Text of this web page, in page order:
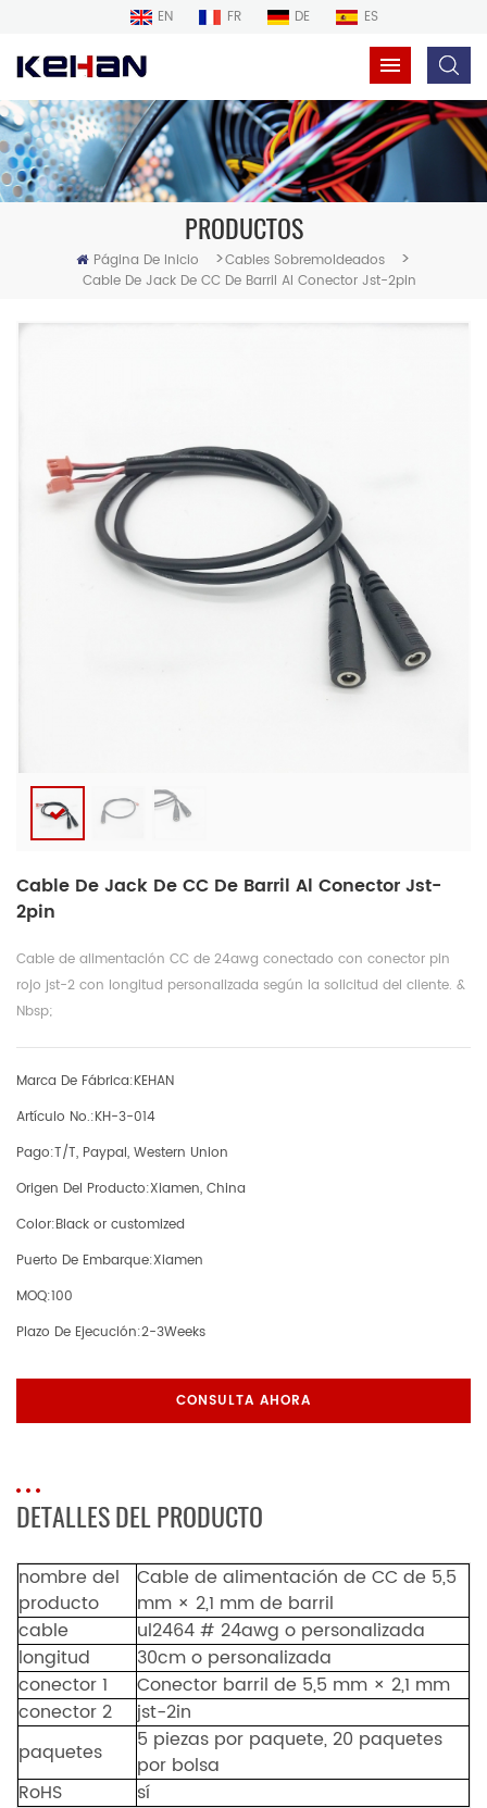
EN FR DE ES
PRODUCTOS
Página De Inicio >Cables Sobremoldeados >
Cable De Jack De CC De Barril Al Conector Jst-2pin
Cable De Jack De CC De Barril Al Conector Jst-
2pin
Cable de alimentación CC de 24awg conectado con conector pin
rojo jst-2 con longitud personalizada según la solicitud del cliente. &
Nbsp;
Marca De Fábrica:KEHAN
Artículo No.:KH-3-014
Pago:T/T, Paypal, Western Union
Origen Del Producto:Xiamen, China
Color:Black or customized
Puerto De Embarque:Xiamen
MOQ:100
Plazo De Ejecución:2-3Weeks
CONSULTA AHORA
DETALLES DEL PRODUCTO
nombre del
producto
Cable de alimentación de CC de 5,5
mm × 2,1 mm de barril
cable
ul2464 # 24awg o personalizada
longitud
30cm o personalizada
conector 1
Conector barril de 5,5 mm × 2,1 mm
conector 2
jst-2in
paquetes
5 piezas por paquete, 20 paquetes
por bolsa
RoHS
sí